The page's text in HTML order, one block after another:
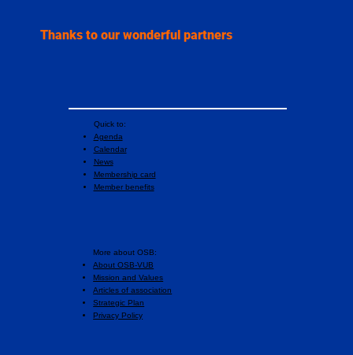
Thanks to our wonderful partners
Quick to:
Agenda
Calendar
News
Membership card
Member benefits
More about OSB:
About OSB-VUB
Mission and Values
Articles of association
Strategic Plan
Privacy Policy